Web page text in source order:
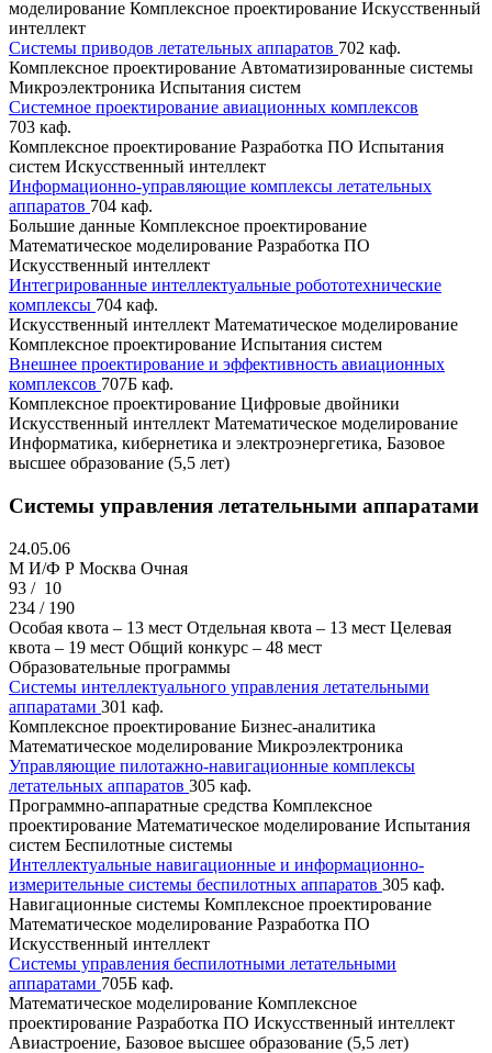
моделирование Комплексное проектирование Искусственный
интеллект
Системы приводов летательных аппаратов 702 каф.
Комплексное проектирование Автоматизированные системы
Микроэлектроника Испытания систем
Системное проектирование авиационных комплексов
703 каф.
Комплексное проектирование Разработка ПО Испытания
систем Искусственный интеллект
Информационно-управляющие комплексы летательных
аппаратов 704 каф.
Большие данные Комплексное проектирование
Математическое моделирование Разработка ПО
Искусственный интеллект
Интегрированные интеллектуальные робототехнические
комплексы 704 каф.
Искусственный интеллект Математическое моделирование
Комплексное проектирование Испытания систем
Внешнее проектирование и эффективность авиационных
комплексов 707Б каф.
Комплексное проектирование Цифровые двойники
Искусственный интеллект Математическое моделирование
Информатика, кибернетика и электроэнергетика, Базовое
высшее образование (5,5 лет)
Системы управления летательными аппаратами
24.05.06
M И/Ф Р Москва Очная
93 / 10
234 / 190
Особая квота – 13 мест Отдельная квота – 13 мест Целевая
квота – 19 мест Общий конкурс – 48 мест
Образовательные программы
Системы интеллектуального управления летательными
аппаратами 301 каф.
Комплексное проектирование Бизнес-аналитика
Математическое моделирование Микроэлектроника
Управляющие пилотажно-навигационные комплексы
летательных аппаратов 305 каф.
Программно-аппаратные средства Комплексное
проектирование Математическое моделирование Испытания
систем Беспилотные системы
Интеллектуальные навигационные и информационно-
измерительные системы беспилотных аппаратов 305 каф.
Навигационные системы Комплексное проектирование
Математическое моделирование Разработка ПО
Искусственный интеллект
Системы управления беспилотными летательными
аппаратами 705Б каф.
Математическое моделирование Комплексное
проектирование Разработка ПО Искусственный интеллект
Авиастроение, Базовое высшее образование (5,5 лет)